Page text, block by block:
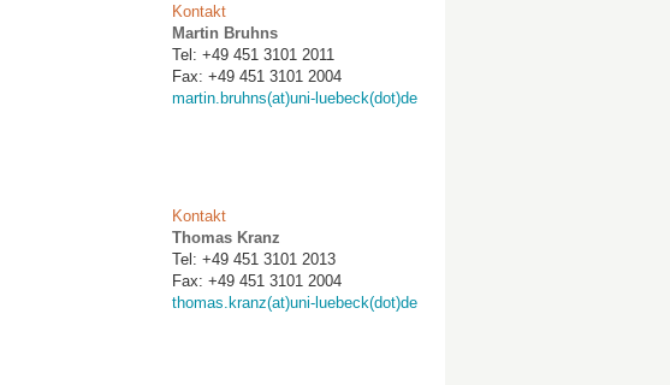
Kontakt
Martin Bruhns
Tel: +49 451 3101 2011
Fax: +49 451 3101 2004
martin.bruhns(at)uni-luebeck(dot)de
Kontakt
Thomas Kranz
Tel: +49 451 3101 2013
Fax: +49 451 3101 2004
thomas.kranz(at)uni-luebeck(dot)de